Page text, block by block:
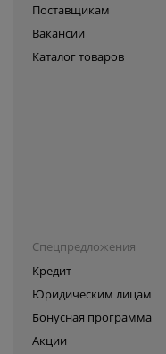
Поставщикам
Вакансии
Каталог товаров
Спецпредложения
Кредит
Юридическим лицам
Бонусная программа
Акции